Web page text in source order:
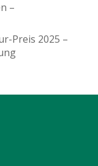
–
Preis 2025 –